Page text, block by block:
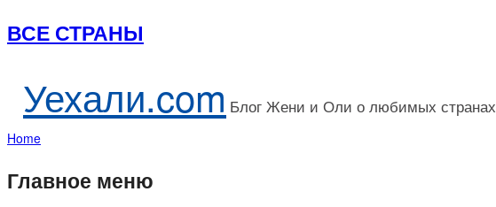
ВСЕ СТРАНЫ
Уехали.com Блог Жени и Оли о любимых странах
Home
Главное меню